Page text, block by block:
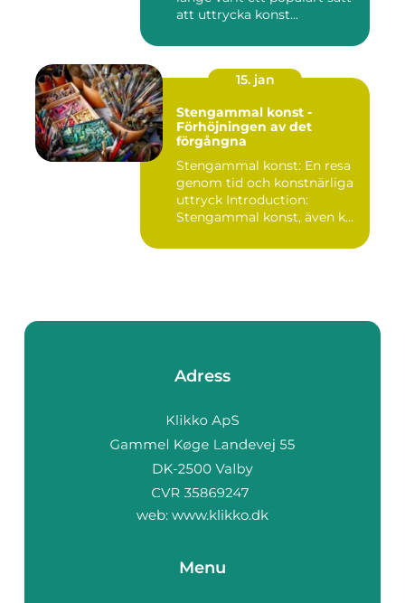
att uttrycka konst...
15. jan
Stengammal konst -
Förhöjningen av det
förgångna
Stengammal konst: En resa
genom tid och konstnärliga
uttryck Introduction:
Stengammal konst, även k...
Adress
web: www.klikko.dk
Menu